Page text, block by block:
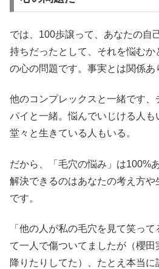
では、100歩譲って、あなたの自
持ちだったとして、それを悩むか
の心の問題です。事実とは関係あ
他のコンプレックスと一緒です、
パイと一緒。悩んでいじける人
堂々と生きている人もいる。
だから、「毛穴の悩み」は100%
解決できるのはあなたの考え方
です。
「他の人が私の毛穴を見て笑っ
て一人で傷ついてましたが（櫻
降りたりしてた）、たとえ本当